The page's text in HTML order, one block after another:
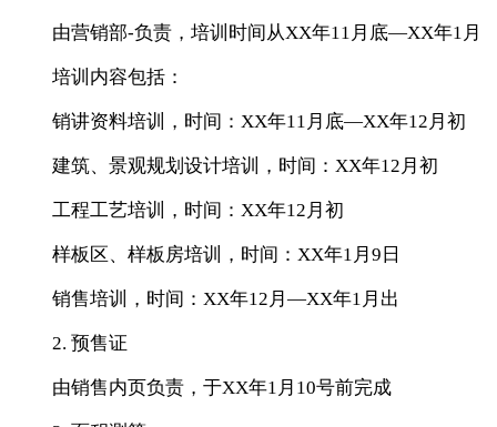
由营销部-负责，培训时间从XX年11月底—XX年1月
培训内容包括：
销讲资料培训，时间：XX年11月底—XX年12月初
建筑、景观规划设计培训，时间：XX年12月初
工程工艺培训，时间：XX年12月初
样板区、样板房培训，时间：XX年1月9日
销售培训，时间：XX年12月—XX年1月出
2. 预售证
由销售内页负责，于XX年1月10号前完成